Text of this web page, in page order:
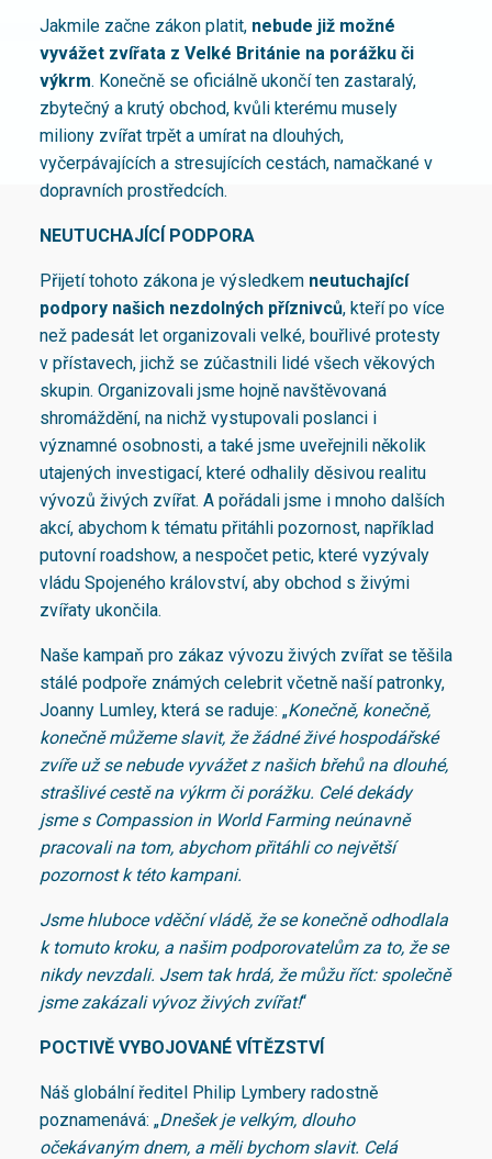
Jakmile začne zákon platit, nebude již možné
vyvážet zvířata z Velké Británie na porážku či
výkrm. Konečně se oficiálně ukončí ten zastaralý,
zbytečný a krutý obchod, kvůli kterému musely
miliony zvířat trpět a umírat na dlouhých,
vyčerpávajících a stresujících cestách, namačkané v
dopravních prostředcích.
NEUTUCHAJÍCÍ PODPORA
Přijetí tohoto zákona je výsledkem neutuchající
podpory našich nezdolných příznivců, kteří po více
než padesát let organizovali velké, bouřlivé protesty
v přístavech, jichž se zúčastnili lidé všech věkových
skupin. Organizovali jsme hojně navštěvovaná
shromáždění, na nichž vystupovali poslanci i
významné osobnosti, a také jsme uveřejnili několik
utajených investigací, které odhalily děsivou realitu
vývozů živých zvířat. A pořádali jsme i mnoho dalších
akcí, abychom k tématu přitáhli pozornost, například
putovní roadshow, a nespočet petic, které vyzývaly
vládu Spojeného království, aby obchod s živými
zvířaty ukončila.
Naše kampaň pro zákaz vývozu živých zvířat se těšila
stálé podpoře známých celebrit včetně naší patronky,
Joanny Lumley, která se raduje: „Konečně, konečně,
konečně můžeme slavit, že žádné živé hospodářské
zvíře už se nebude vyvážet z našich břehů na dlouhé,
strašlivé cestě na výkrm či porážku. Celé dekády
jsme s Compassion in World Farming neúnavně
pracovali na tom, abychom přitáhli co největší
pozornost k této kampani.
Jsme hluboce vděční vládě, že se konečně odhodlala
k tomuto kroku, a našim podporovatelům za to, že se
nikdy nevzdali. Jsem tak hrdá, že můžu říct: společně
jsme zakázali vývoz živých zvířat!“
POCTIVĚ VYBOJOVANÉ VÍTĚZSTVÍ
Náš globální ředitel Philip Lymbery radostně
poznamenává: „Dnešek je velkým, dlouho
očekávaným dnem, a měli bychom slavit. Celá